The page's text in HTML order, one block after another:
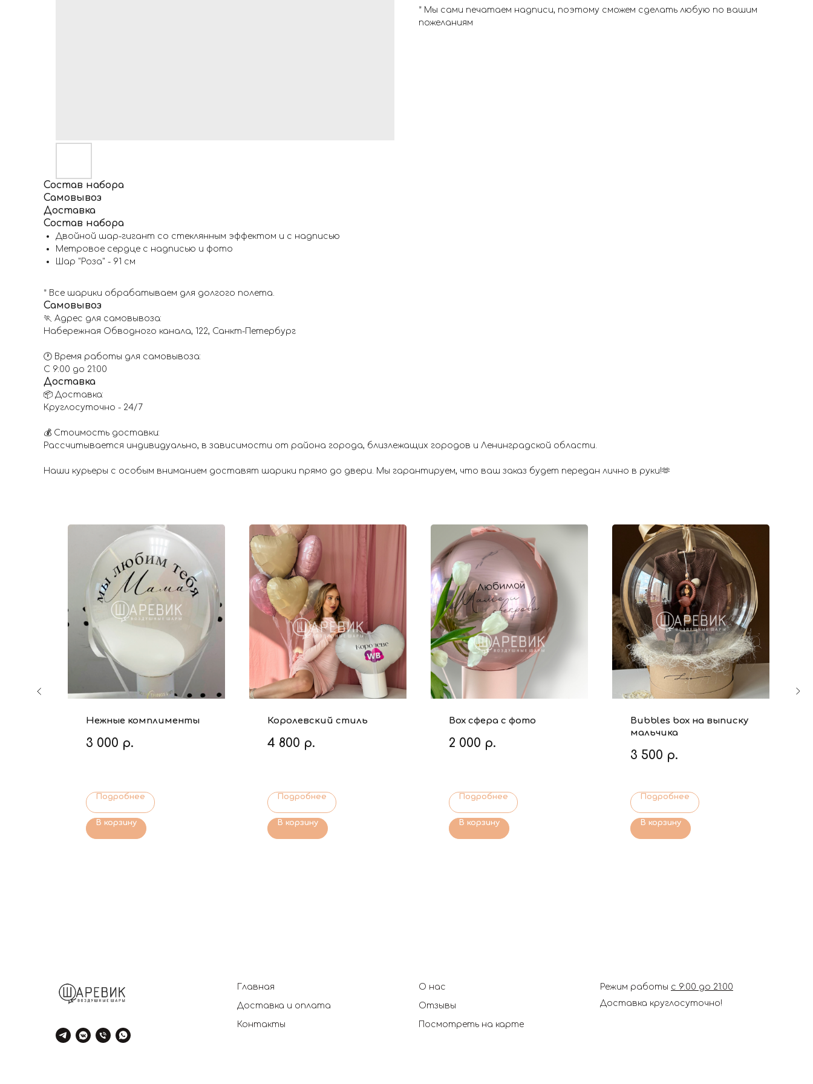
* Мы сами печатаем надписи, поэтому сможем сделать любую по вашим
пожеланиям
Состав набора
Самовывоз
Доставка
Состав набора
Двойной шар-гигант со стеклянным эффектом и с надписью
Метровое сердце с надписью и фото
Шар "Роза" - 91 см
* Все шарики обрабатываем для долгого полета.
Самовывоз
🏃 Адрес для самовывоза:
Набережная Обводного канала, 122, Санкт-Петербург
🕐 Время работы для самовывоза:
С 9:00 до 21:00
Доставка
📦 Доставка:
Круглосуточно - 24/7
💰 Стоимость доставки:
Рассчитывается индивидуально, в зависимости от района города, близлежащих городов и Ленинградской области.
Наши курьеры с особым вниманием доставят шарики прямо до двери. Мы гарантируем, что ваш заказ будет передан лично в руки!🫶
Нежные комплименты
3 000 р.
Подробнее
В корзину
Королевский стиль
4 800 р.
Подробнее
В корзину
Box сфера с фото
2 000 р.
Подробнее
В корзину
Bubbles box на выписку
мальчика
3 500 р.
Подробнее
В корзину
Главная
Доставка и оплата
Контакты
О нас
Отзывы
Посмотреть на карте
Режим работы с 9:00 до 21:00
Доставка круглосуточно!